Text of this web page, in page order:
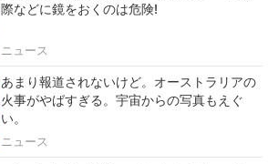
際などに鏡をおくのは危険!
ニュース
あまり報道されないけど。オーストラリアの
火事がやばすぎる。宇宙からの写真もえぐ
い。
ニュース